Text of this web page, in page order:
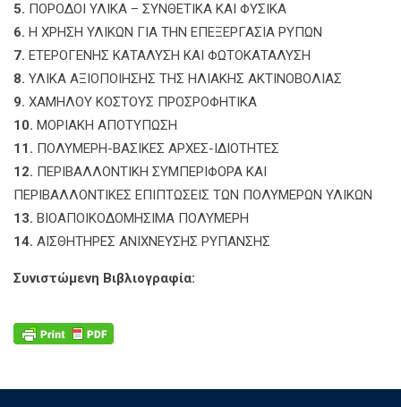
5. ΠΟΡΟΔΟΙ ΥΛΙΚΑ – ΣΥΝΘΕΤΙΚΑ ΚΑΙ ΦΥΣΙΚΑ
6. Η ΧΡΗΣΗ ΥΛΙΚΩΝ ΓΙΑ ΤΗΝ ΕΠΕΞΕΡΓΑΣΙΑ ΡΥΠΩΝ
7. ΕΤΕΡΟΓΕΝΗΣ ΚΑΤΑΛΥΣΗ ΚΑΙ ΦΩΤΟΚΑΤΑΛΥΣΗ
8. ΥΛΙΚΑ ΑΞΙΟΠΟΙΗΣΗΣ ΤΗΣ ΗΛΙΑΚΗΣ ΑΚΤΙΝΟΒΟΛΙΑΣ
9. ΧΑΜΗΛΟΥ ΚΟΣΤΟΥΣ ΠΡΟΣΡΟΦΗΤΙΚΑ
10. ΜΟΡΙΑΚΗ ΑΠΟΤΥΠΩΣΗ
11. ΠΟΛΥΜΕΡΗ-ΒΑΣΙΚΕΣ ΑΡΧΕΣ-ΙΔΙΟΤΗΤΕΣ
12. ΠΕΡΙΒΑΛΛΟΝΤΙΚΗ ΣΥΜΠΕΡΙΦΟΡΑ ΚΑΙ
ΠΕΡΙΒΑΛΛΟΝΤΙΚΕΣ ΕΠΙΠΤΩΣΕΙΣ ΤΩΝ ΠΟΛΥΜΕΡΩΝ ΥΛΙΚΩΝ
13. ΒΙΟΑΠΟΙΚΟΔΟΜΗΣΙΜΑ ΠΟΛΥΜΕΡΗ
14. ΑΙΣΘΗΤΗΡΕΣ ΑΝΙΧΝΕΥΣΗΣ ΡΥΠΑΝΣΗΣ
Συνιστώμενη Βιβλιογραφία: